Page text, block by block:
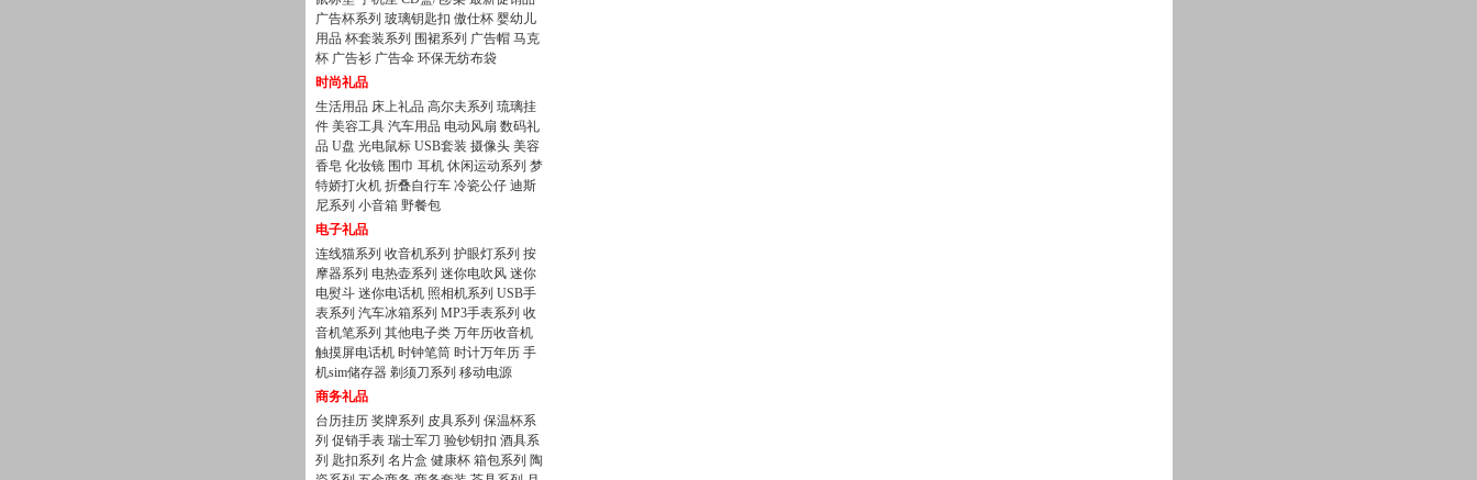
广告杯系列 玻璃钥匙扣 傲仕杯 婴幼儿
用品 杯套装系列 围裙系列 广告帽 马克
杯 广告衫 广告伞 环保无纺布袋
时尚礼品
生活用品 床上礼品 高尔夫系列 琉璃挂
件 美容工具 汽车用品 电动风扇 数码礼
品 U盘 光电鼠标 USB套装 摄像头 美容
香皂 化妆镜 围巾 耳机 休闲运动系列 梦
特娇打火机 折叠自行车 冷瓷公仔 迪斯
尼系列 小音箱 野餐包
电子礼品
连线猫系列 收音机系列 护眼灯系列 按
摩器系列 电热壶系列 迷你电吹风 迷你
电熨斗 迷你电话机 照相机系列 USB手
表系列 汽车冰箱系列 MP3手表系列 收
音机笔系列 其他电子类 万年历收音机
触摸屏电话机 时钟笔筒 时计万年历 手
机sim储存器 剃须刀系列 移动电源
商务礼品
台历挂历 奖牌系列 皮具系列 保温杯系
列 促销手表 瑞士军刀 验钞钥扣 酒具系
列 匙扣系列 名片盒 健康杯 箱包系列 陶